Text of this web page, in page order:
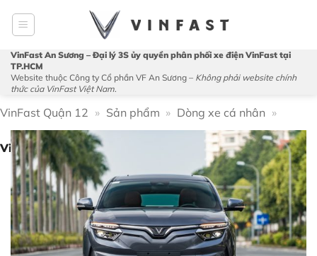
qua
dung
VinFast An Sương – Đại lý 3S ủy quyền phân phối xe điện VinFast tại
TP.HCM
Website thuộc Công ty Cổ phần VF An Sương – Không phải website chính
thức của VinFast Việt Nam.
VinFast Quận 12 » Sản phẩm » Dòng xe cá nhân »
VinFast VF8